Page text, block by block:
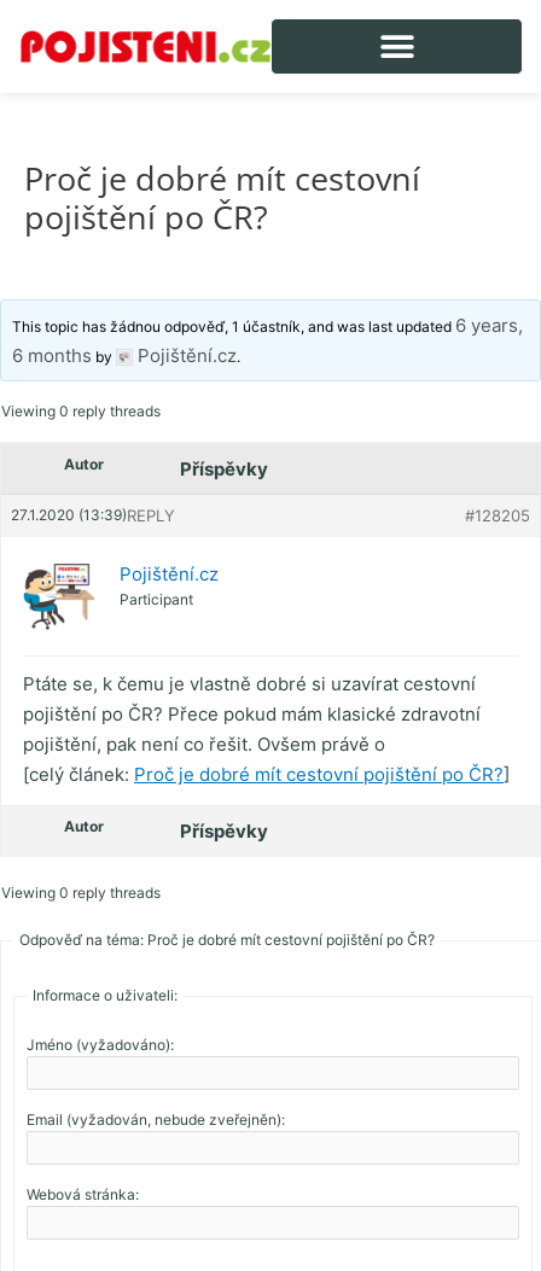
Proč je dobré mít cestovní
pojištění po ČR?
This topic has žádnou odpověď, 1 účastník, and was last updated 6 years,
6 months by Pojištění.cz.
Viewing 0 reply threads
Autor Příspěvky
27.1.2020 (13:39) #128205
REPLY
Pojištění.cz
Participant
Ptáte se, k čemu je vlastně dobré si uzavírat cestovní
pojištění po ČR? Přece pokud mám klasické zdravotní
pojištění, pak není co řešit. Ovšem právě o
[celý článek: Proč je dobré mít cestovní pojištění po ČR?]
Autor Příspěvky
Viewing 0 reply threads
Odpověď na téma: Proč je dobré mít cestovní pojištění po ČR?
Informace o uživateli:
Jméno (vyžadováno):
Email (vyžadován, nebude zveřejněn):
Webová stránka: